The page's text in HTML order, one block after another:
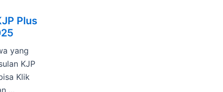
Plus
yang
KJP
Klik
...